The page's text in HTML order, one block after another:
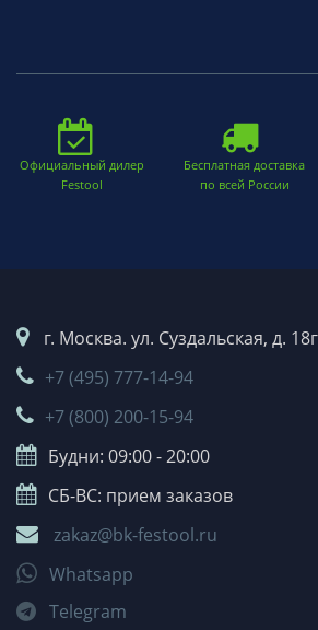
Официальный дилер
Festool
Бесплатная доставка
по всей России
г. Москва. ул. Суздальская, д.
+7 (495) 777-14-94
+7 (800) 200-15-94
Будни: 09:00 - 20:00
СБ-ВС: прием заказов
zakaz@bk-festool.ru
Whatsapp
Telegram